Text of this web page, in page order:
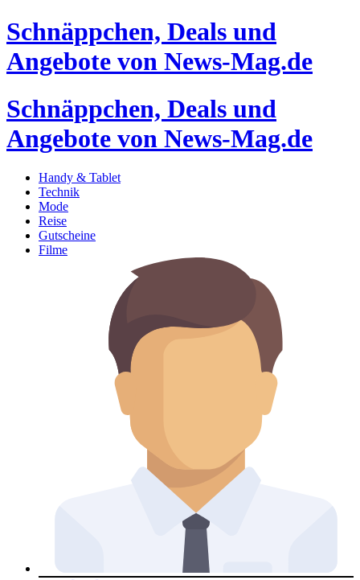
Schnäppchen, Deals und
Angebote von News-Mag.de
Schnäppchen, Deals und
Angebote von News-Mag.de
Handy & Tablet
Technik
Mode
Reise
Gutscheine
Filme